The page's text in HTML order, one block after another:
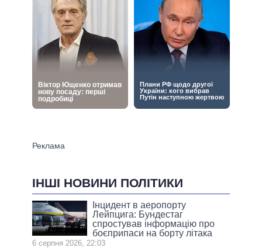
ІНШІ НОВИНИ ПОЛІТИКИ
Інцидент в аеропорту
Лейпцига: Бундестаг
спростував інформацію про
боєприпаси на борту літака
6 серпня 2026, 22:03